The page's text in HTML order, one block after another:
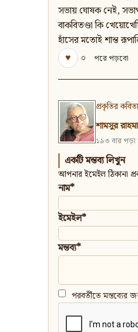
সভায় ঘোষক নেই,
বাকবিতণ্ডা কি
হাঁসের মতোই শান্ত
♥
০ পরে পড়বো
প্রকৃতির কবিতা
শামসুর
১৯৩ বার
একটি মন্তব্য লিখুন
আপনার ইমেইল ঠিকানা
নাম*
ইমেইল*
মন্তব্য*
পরবর্তীতে